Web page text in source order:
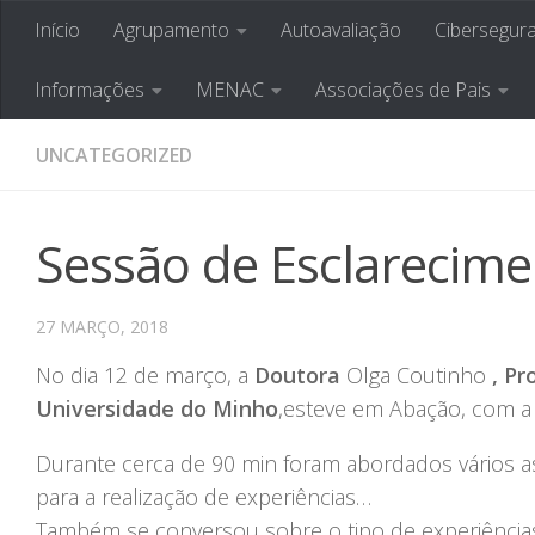
Skip to content
Agrupamento de
Início Agrupamento Autoavaliação
Informações MENAC Associações de Pais
UNCATEGORIZED
Sessão de
27 MARÇO, 2018
No dia ​12 de ​março, a Doutora ​Olga Coutinho ,
Universidade do Minho,esteve em Abação, com
Durante cerca de 90 min foram abordados vários
para a realização de experiências…